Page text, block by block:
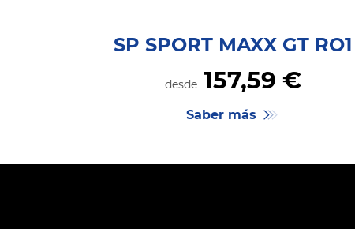
SP SPORT MAXX GT RO1
desde 157,59 €
Saber más